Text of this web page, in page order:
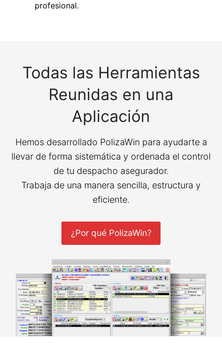
profesional.
Todas las Herramientas
Reunidas en una
Aplicación
Hemos desarrollado PolizaWin para ayudarte a
llevar de forma sistemática y ordenada el control
de tu despacho asegurador.
Trabaja de una manera sencilla, estructura y
eficiente.
¿Por qué PolizaWin?